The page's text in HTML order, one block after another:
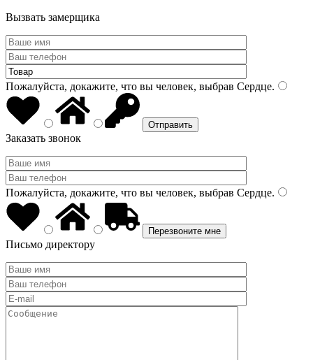
Вызвать замерщика
Пожалуйста, докажите, что вы человек, выбрав Сердце.
Заказать звонок
Пожалуйста, докажите, что вы человек, выбрав Сердце.
Письмо директору